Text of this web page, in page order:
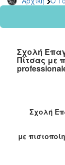
2024
2022
2021
2018
Σχολή
Πίτσας με
Σχολή
με